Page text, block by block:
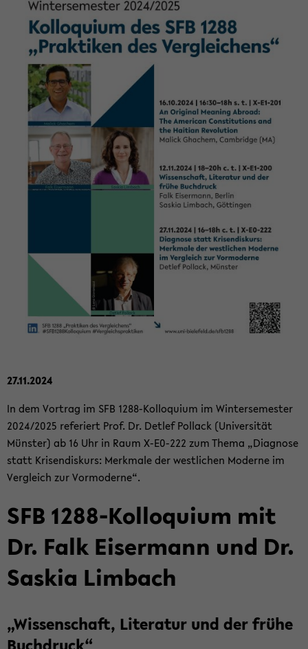
27.11.2024
In dem Vor­trag im SFB 1288-​Kolloquium im Win­ter­se­mes­ter
2024/2025 re­fe­riert Prof. Dr. Det­lef Pol­lack (Uni­ver­si­tät
Müns­ter) ab 16 Uhr in Raum X-​E0-222 zum Thema „Dia­gno­se
statt Kri­sen­dis­kurs: Merk­ma­le der west­li­chen Mo­der­ne im
Ver­gleich zur Vor­mo­der­ne“.
SFB 1288-​Kolloquium mit
Dr. Falk Eis­er­mann und Dr.
Sas­kia Lim­bach
„Wis­sen­schaft, Li­te­ra­tur und der frühe